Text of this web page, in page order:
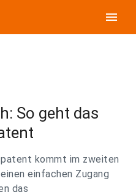
menu
So geht das
kommt im zweiten
einfachen Zugang
das